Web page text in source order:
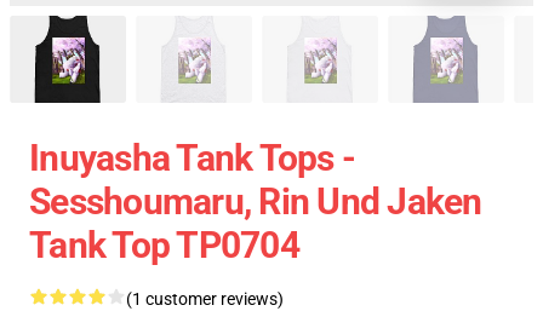
Inuyasha Tank Tops -
Sesshoumaru, Rin Und Jaken
Tank Top TP0704
(1 customer reviews)